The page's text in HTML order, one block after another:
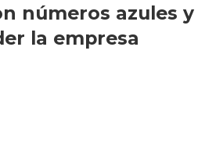
números azules y
la empresa